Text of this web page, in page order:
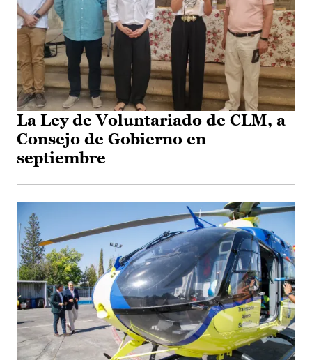
La Ley de Voluntariado de CLM, a
Consejo de Gobierno en
septiembre